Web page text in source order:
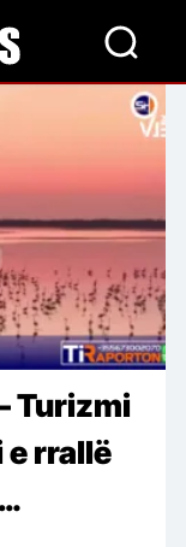
Turizmi
e rrallë